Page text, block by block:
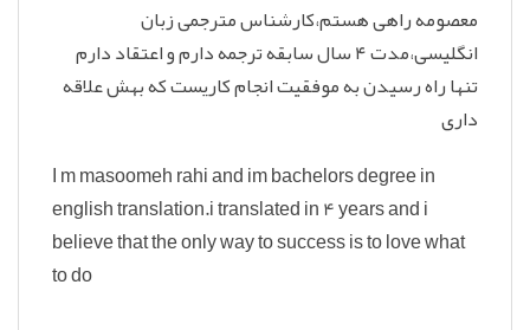
معصومه راهی هستم،کارشناس مترجمی زبان
انگلیسی،مدت ۴ سال سابقه ترجمه دارم و اعتقاد دارم
تنها راه رسیدن به موفقیت انجام کاریست که بهش علاقه
داری
I m masoomeh rahi and im bachelors degree in
english translation.i translated in 4 years and i
believe that the only way to success is to love what
to do